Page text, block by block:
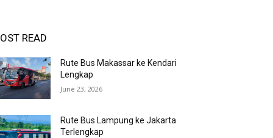
READ
Rute Bus Makassar ke Kendari
Lengkap
June 23, 2026
Rute Bus Lampung ke Jakarta
Terlengkap